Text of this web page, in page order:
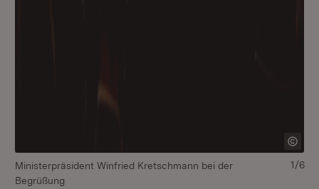
Ministerpräsident Winfried Kretschmann bei der
Begrüßung
1/6